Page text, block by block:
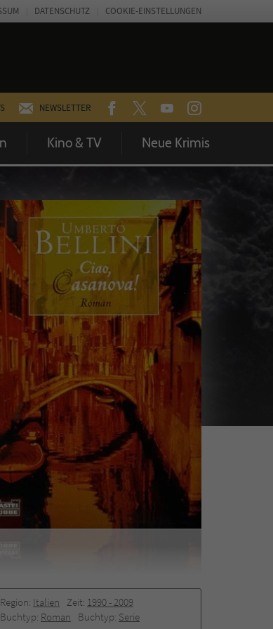
NEWSLETTER FACEBOOKTWITTERYOUTUBEINSTAGRAM
Kino & TV Neue Krimis
DATENSCHUTZ COOKIE-EINSTELLUNGEN
Region: Italien Zeit: 1990 -­ 2009
Buchtyp: Roman Buchtyp: Serie